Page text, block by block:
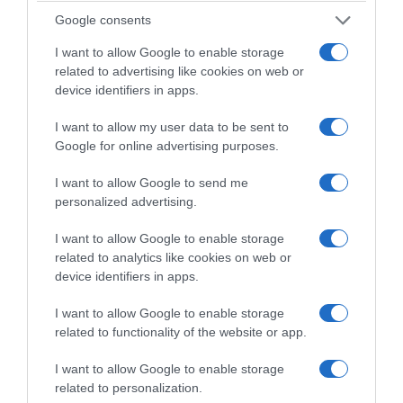
Google consents
I want to allow Google to enable storage
related to advertising like cookies on web or
device identifiers in apps.
I want to allow my user data to be sent to
Google for online advertising purposes.
I want to allow Google to send me
personalized advertising.
I want to allow Google to enable storage
related to analytics like cookies on web or
device identifiers in apps.
I want to allow Google to enable storage
related to functionality of the website or app.
I want to allow Google to enable storage
related to personalization.
Πυρηνικού Υλικού της Εθνικής Διοίκησης
επιβλέπει το πρόγραμμα ασφάλειας
πυρηνικών υλικών του NTI, δήλωσε στο CNN
ότι η απομάκρυνση ακόμη και του ουρανίου
χαμηλού εμπλουτισμού του Ιράν,
13.000 λιβρών υλικού εμπλουτισμένου κατά
5%, μπορεί να είναι απαραίτητη για την
αποτροπή μελλοντικών εργασιών με
πυρηνικά όπλα.
Αυτό συμβαίνει επειδή το Ιράν έχει αναπτύξει
τις δεξιότητες και την εμπειρία για την
παραγωγή προηγμένων φυγοκεντρητών που
μπορούν να εμπλουτίσουν περαιτέρω το